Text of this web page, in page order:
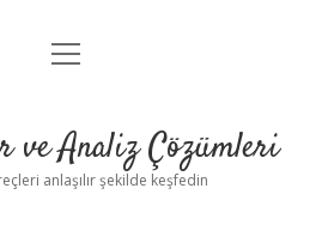
Anasayfa
Yasal Uyarı
menüyü
ve Analiz Çözümleri
anlaşılır şekilde keşfedin